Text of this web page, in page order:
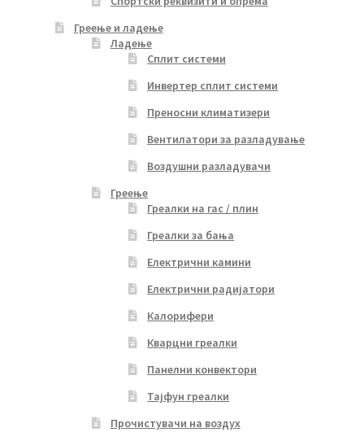
Греење и ладење
Ладење
Сплит системи
Инвертер сплит системи
Преносни климатизери
Вентилатори за разладување
Воздушни разладувачи
Греење
Греалки на гас / плин
Греалки за бања
Електрични камини
Електрични радијатори
Калорифери
Кварцни греалки
Панелни конвектори
Тајфун греалки
Прочистувачи на воздух